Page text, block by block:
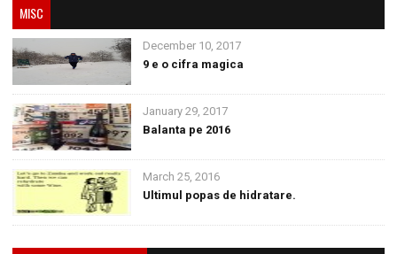
MISC
December 10, 2017
9 e o cifra magica
January 29, 2017
Balanta pe 2016
March 25, 2016
Ultimul popas de hidratare.